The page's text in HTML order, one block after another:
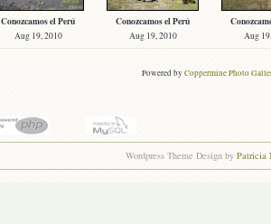
Conozcamos el Perú
Aug 19, 2010
Conozcamos el Perú
Aug 19, 2010 Aug
Powered by Coppermine Photo
Wordpress Theme Design by Patricia